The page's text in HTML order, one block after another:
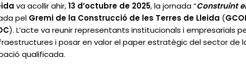
va acollir ahir,13 d’octubre de 2025, la jornada “Construint
pel Gremi de la Construcció de les Terres de Lleida (
). L’acte va reunir representants institucionals i empresarials
i posar en valor el paper estratègic del sector de
qualificada.